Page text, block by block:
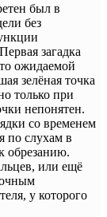
был в
без
загадка
ожидаемой
зелёная точка
только при
непонятен.
со временем
по слухам в
обрезанию.
или ещё
у которого